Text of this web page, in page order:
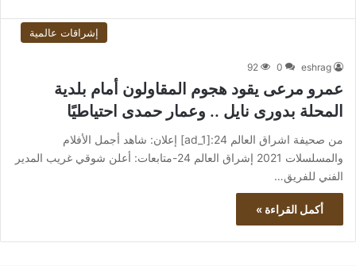
إشراقات عالمية
eshrag
0
92
عمرو مرعى يقود هجوم المقاولون أمام بلدية
المحلة بدورى نايل .. وعمار حمدى احتياطيًا
من صحيفة اشراق العالم 24:[ad_1] إعلان: شاهد أجمل الأفلام
والمسلسلات 2021 إشراق العالم 24-متابعات: أعلن شوقي غريب المدير
الفني للفريق…
أكمل القراءة »